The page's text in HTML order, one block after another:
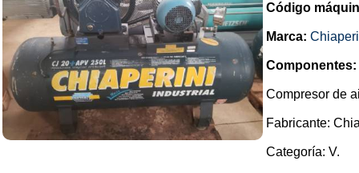
Código
Marca:
Componentes:
Compresor de
Fabricante:
Categoría: V.